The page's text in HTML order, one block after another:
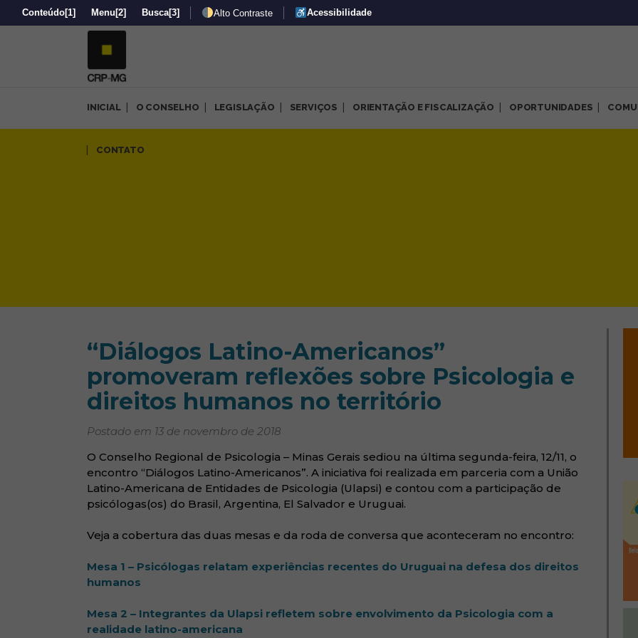
Conteúdo[1] Menu [2] Busca[3] Alto Contraste Acessibilidade
INICIAL O CONSELHO LEGISLAÇÃO SERVIÇOS ORIENTAÇÃO E FISCALIZAÇÃO OPORTUNIDADES
CONTATO
“Diálogos Latino-Americanos” promoveram reflexões
“Diálogos Latino-Americanos”
promoveram reflexões sobre Psicologia e
direitos humanos no território
Postado em 13 de novembro de 2018
O Conselho Regional de Psicologia – Minas Gerais sediou na última segunda-feira, 12/11, o
encontro “Diálogos Latino-Americanos”. A iniciativa foi realizada em parceria com a União
Latino-Americana de Entidades de Psicologia (Ulapsi) e contou com a participação de
psicólogas(os) do Brasil, Argentina, El Salvador e Uruguai.
Veja a cobertura das duas mesas e da roda de conversa que aconteceram no encontro:
Mesa 1 – Psicólogas relatam experiências recentes do Uruguai na defesa dos direitos
humanos
Mesa 2 – Integrantes da Ulapsi refletem sobre envolvimento da Psicologia com a
realidade latino-americana